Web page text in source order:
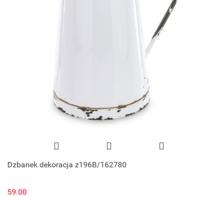
Dzbanek dekoracja z196B/162780
59.00